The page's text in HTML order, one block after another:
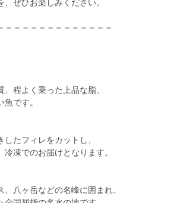
ぜひお楽しみください。
＝＝＝＝＝＝＝＝＝＝＝＝＝
程よく乗った上品な脂、
です。
たフィレをカットし、
凍でのお届けとなります。
八ヶ岳などの名峰に囲まれ、